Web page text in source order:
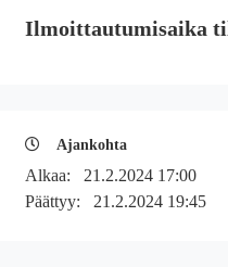
Ilmoittautumisaika
Ajankohta
Alkaa: 21.2.2024 17:00
Päättyy: 21.2.2024 19:45